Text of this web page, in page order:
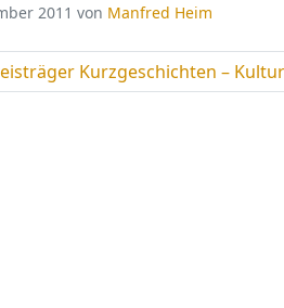
2011 von Manfred Heim
Kurzgeschichten –